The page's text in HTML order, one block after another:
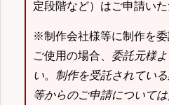
定段階など）はご申請いた
※制作会社様等に制作を
ご使用の場合、 委託元様
い。 制作を受託されてい
等からのご申請について